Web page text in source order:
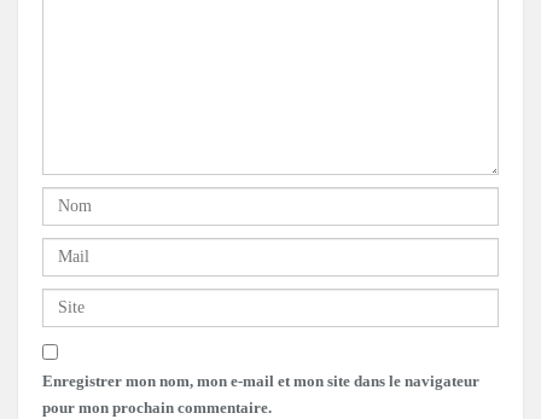
Enregistrer mon nom, mon e-mail et mon site dans le navigateur
pour mon prochain commentaire.